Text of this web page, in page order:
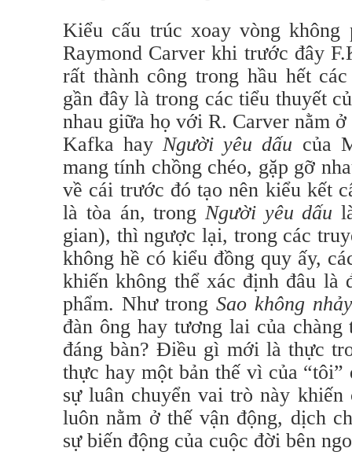
Kiểu cấu trúc xoay vòng
Raymond Carver khi trước đây
rất thành công trong hầu hết
gần đây là trong các tiểu thuyết
nhau giữa họ với R. Carver nằm
Kafka hay Người yêu dấu của
mang tính chồng chéo, gặp gỡ
về cái trước đó tạo nên kiểu kết
là tòa án, trong Người yêu dấu
gian), thì ngược lại, trong các
không hề có kiểu đồng quy ấy,
khiến không thể xác định đâu là
phẩm. Như trong Sao không
đàn ông hay tương lai của
đáng bàn? Điều gì mới là thực
thực hay một bản thế vì của
sự luân chuyển vai trò này
luôn nằm ở thế vận động, dịch
sự biến động của cuộc đời bên